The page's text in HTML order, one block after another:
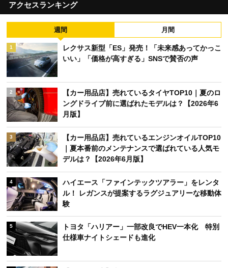
アクセスランキング
週間 月間
1
レクサス新型「ES」発売！「未来感あってかっこ
いい」「価格が高すぎる」SNSで賛否の声
2
【カー用品店】売れているタイヤTOP10｜夏のロ
ングドライブ前に選ばれたモデルは？【2026年6
月版】
3
【カー用品店】売れているエンジンオイルTOP10
｜夏本番前のメンテナンスで選ばれている人気モ
デルは？【2026年6月版】
4
ハイエース「ファインテックツアラー」をレンタ
ル！ レガンスが提案するラグジュアリーな移動体
験
5
トヨタ「ハリアー」一部改良でHEV一本化 特別
仕様車ナイトシェードも進化